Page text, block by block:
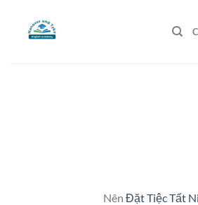
Nên Đặt Tiệc Tất